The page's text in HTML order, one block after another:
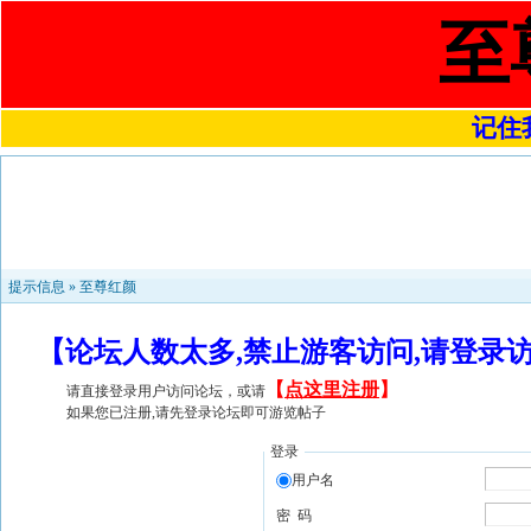
至
记住
提示信息 » 至尊红颜
【论坛人数太多,禁止游客访问,请登
请直接登录用户访问论坛，或请 【 点这里注册】
如果您已注册,请先登录论坛即可游览帖子
登录
用户名
密 码